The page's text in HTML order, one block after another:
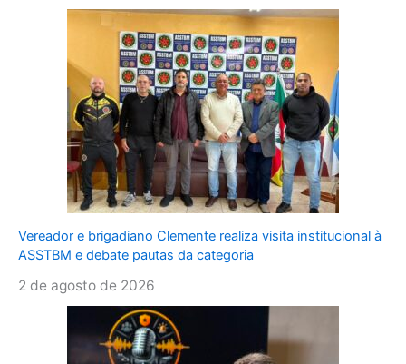
Vereador e brigadiano Clemente realiza visita institucional à
ASSTBM e debate pautas da categoria
2 de agosto de 2026